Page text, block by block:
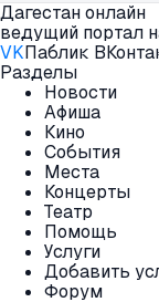
Дагестан онлайн
ведущий портал
VKПаблик
Разделы
Новости
Афиша
Кино
События
Места
Концерты
Театр
Помощь
Услуги
Добавить
Форум